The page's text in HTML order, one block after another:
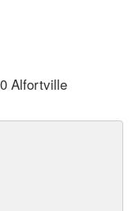
Alfortville